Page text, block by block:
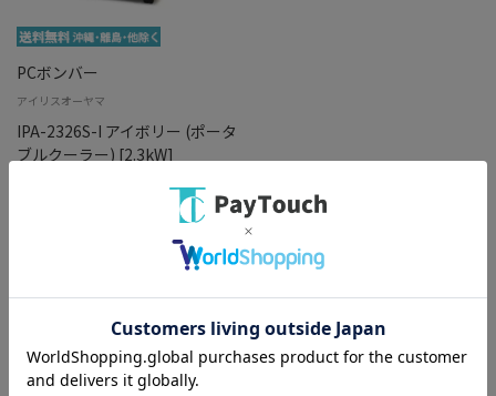
PCボンバー
アイリスオーヤマ
IPA-2326S-I アイボリー (ポータ
ブルクーラー) [2.3kW]